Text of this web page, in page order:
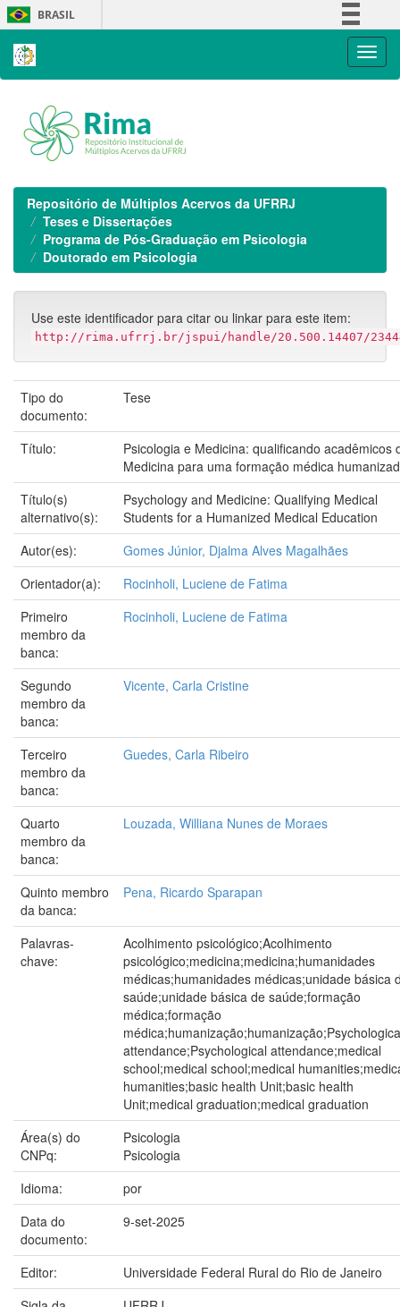
Skip
navigation
BRASIL
Repositório de Múltiplos Acervos da UFRRJ
Teses e Dissertações
Programa de Pós-Graduação em Psicologia
Doutorado em Psicologia
Use este identificador para citar ou linkar para este item:
http://rima.ufrrj.br/jspui/handle/20.500.14407/
Tipo do
documento:
Tese
Título:
Psicologia e Medicina: qualificando acadêmicos
Medicina para uma formação médica
Título(s)
alternativo(s):
Psychology and Medicine: Qualifying Medical
Students for a Humanized Medical Education
Autor(es):
Gomes Júnior, Djalma Alves Magalhães
Orientador(a):
Rocinholi, Luciene de Fatima
Primeiro
membro da
banca:
Rocinholi, Luciene de Fatima
Segundo
membro da
banca:
Vicente, Carla Cristine
Terceiro
membro da
banca:
Guedes, Carla Ribeiro
Quarto
membro da
banca:
Louzada, Williana Nunes de Moraes
Quinto membro
da banca:
Pena, Ricardo Sparapan
Palavras-
chave:
Acolhimento psicológico;Acolhimento
psicológico;medicina;medicina;humanidades
médicas;humanidades médicas;unidade básica
saúde;unidade básica de saúde;formação
médica;formação
attendance;Psychological attendance;medical
school;medical school;medical
humanities;basic health Unit;basic health
Unit;medical graduation;medical graduation
Área(s) do
CNPq:
Psicologia
Psicologia
Idioma:
por
Data do
documento:
9-set-2025
Editor:
Universidade Federal Rural do Rio de Janeiro